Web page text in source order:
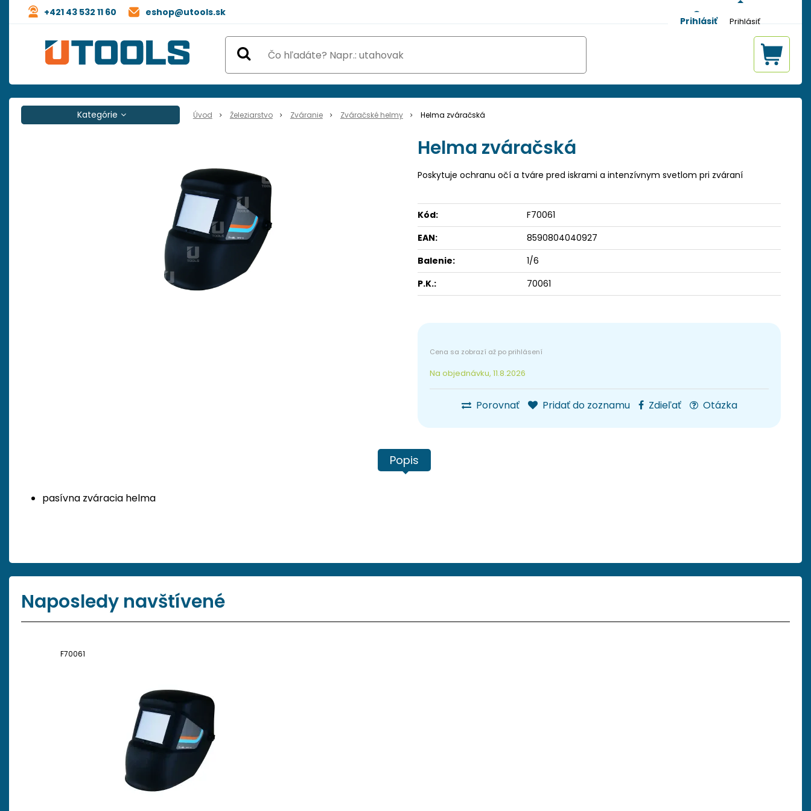
eshop@utools.sk
+421 43 532 11 60
Prihlásiť
Úvod Železiarstvo Zváranie Zváračské helmy Helma zváračská
Na objednávku, 11.8.2026
Porovnať Pridať do zoznamu Zdieľať Otázka
Helma zváračská
Poskytuje ochranu očí a tváre pred iskrami a intenzívnym svetlom pri zváraní
Kód:
F70061
EAN:
8590804040927
Balenie:
1/6
P.K.:
70061
Popis
pasívna zváracia helma
Kategórie
Naposledy navštívené
F70061